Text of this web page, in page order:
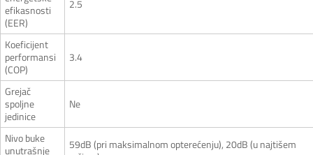
efikasnosti
(EER)
2.5
Koeficijent
performansi
(COP)
3.4
Grejač
spoljne
jedinice
Ne
Nivo buke
unutrašnje
59dB (pri maksimalnom opterećenju), 20dB (u najtišem